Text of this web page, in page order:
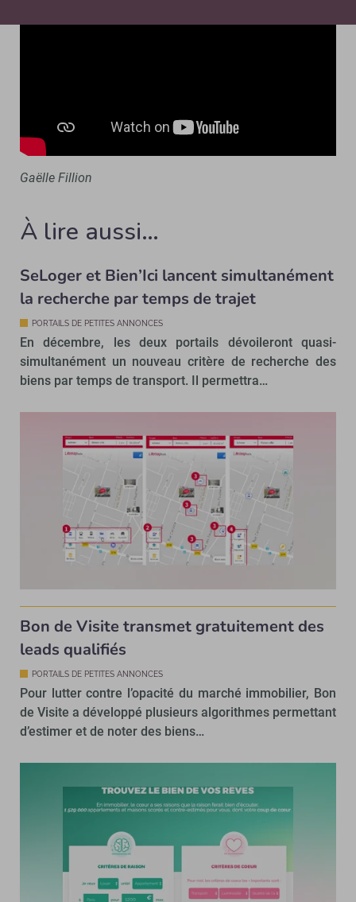
Gaëlle Fillion
À lire aussi…
SeLoger et Bien’Ici lancent simultanément
la recherche par temps de trajet
PORTAILS DE PETITES ANNONCES
En décembre, les deux portails dévoileront quasi-
simultanément un nouveau critère de recherche des
biens par temps de transport. Il permettra…
Bon de Visite transmet gratuitement des
leads qualifiés
PORTAILS DE PETITES ANNONCES
Pour lutter contre l’opacité du marché immobilier, Bon
de Visite a développé plusieurs algorithmes permettant
d’estimer et de noter des biens…